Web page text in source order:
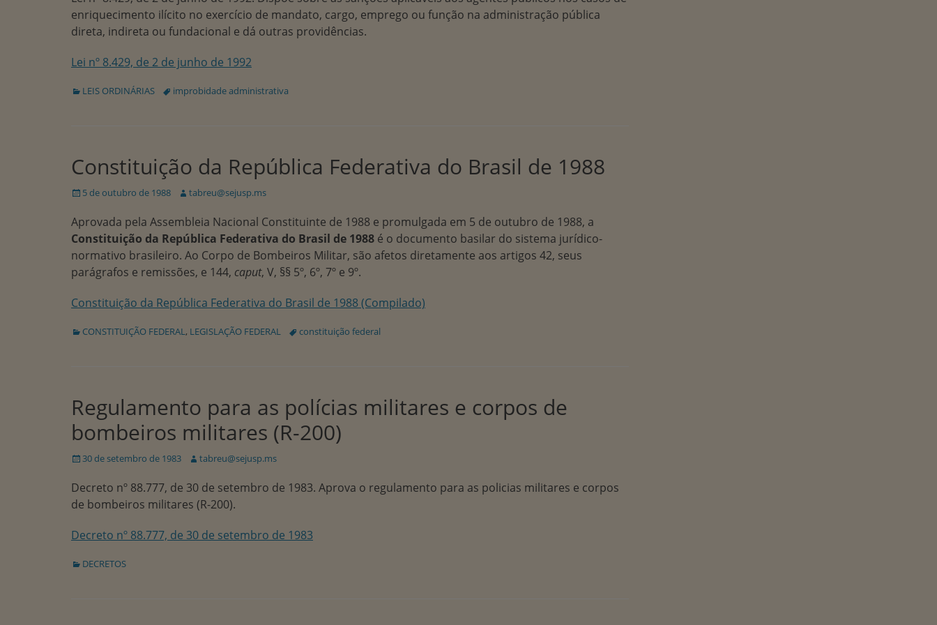
enriquecimento ilícito no exercício de mandato, cargo, emprego ou função na administração pública
direta, indireta ou fundacional e dá outras providências.
Lei nº 8.429, de 2 de junho de 1992
Categorias:
LEIS ORDINÁRIAS Tags:improbidade administrativa
Constituição da República Federativa do Brasil de 1988
Publicado
5 de outubro de 1988 Autor:
tabreu@sejusp.ms
Aprovada pela Assembleia Nacional Constituinte de 1988 e promulgada em 5 de outubro de 1988, a
Constituição da República Federativa do Brasil de 1988 é o documento basilar do sistema jurídico-
normativo brasileiro. Ao Corpo de Bombeiros Militar, são afetos diretamente aos artigos 42, seus
parágrafos e remissões, e 144, caput, V, §§ 5º, 6º, 7º e 9º.
Constituição da República Federativa do Brasil de 1988 (Compilado)
Categorias:
CONSTITUIÇÃO FEDERAL, LEGISLAÇÃO FEDERAL Tags:constituição federal
Regulamento para as polícias militares e corpos de
bombeiros militares (R-200)
Publicado
30 de setembro de 1983 Autor:
tabreu@sejusp.ms
Decreto nº 88.777, de 30 de setembro de 1983. Aprova o regulamento para as policias militares e corpos
de bombeiros militares (R-200).
Decreto nº 88.777, de 30 de setembro de 1983
Categorias:
DECRETOS